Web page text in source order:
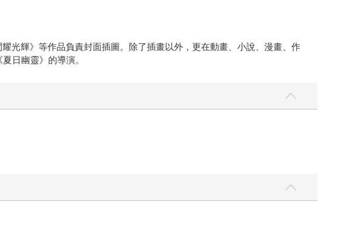
光輝》等作品負責封面插圖。除了插畫以外，更在動畫、小說、漫畫、作
日幽靈》的導演。